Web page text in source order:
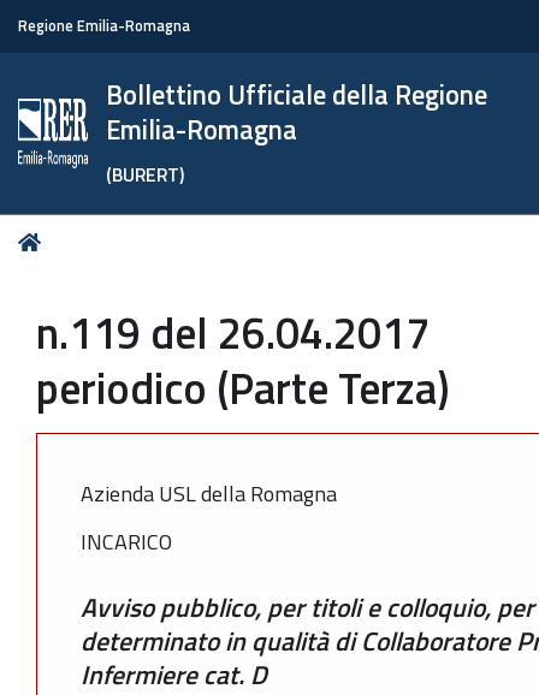
Regione Emilia-Romagna
Bollettino Ufficiale della Regione
Emilia-Romagna
(BURERT)
Tu
n.119 del 26.04.2017
periodico (Parte Terza)
Azienda USL della Romagna
INCARICO
Avviso pubblico, per titoli e colloquio,
determinato in qualità di Collaboratore
Infermiere cat. D